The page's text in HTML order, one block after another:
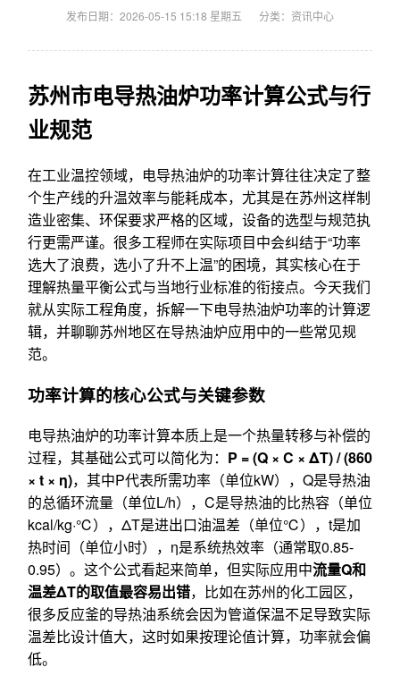
发布日期：2026-05-15 15:18 星期五 分类： 资讯中心
苏州市电导热油炉功率计算公式与行
业规范
在工业温控领域，电导热油炉的功率计算往往决定了整
个生产线的升温效率与能耗成本，尤其是在苏州这样制
造业密集、环保要求严格的区域，设备的选型与规范执
行更需严谨。很多工程师在实际项目中会纠结于“功率
选大了浪费，选小了升不上温”的困境，其实核心在于
理解热量平衡公式与当地行业标准的衔接点。今天我们
就从实际工程角度，拆解一下电导热油炉功率的计算逻
辑，并聊聊苏州地区在导热油炉应用中的一些常见规
范。
功率计算的核心公式与关键参数
电导热油炉的功率计算本质上是一个热量转移与补偿的
过程，其基础公式可以简化为： P = (Q × C × ΔT) / (860
× t × η)，其中P代表所需功率（单位kW），Q是导热油
的总循环流量（单位L/h），C是导热油的比热容（单位
kcal/kg·℃），ΔT是进出口油温差（单位℃），t是加
热时间（单位小时），η是系统热效率（通常取0.85-
0.95）。这个公式看起来简单，但实际应用中流量Q和
温差ΔT的取值最容易出错，比如在苏州的化工园区，
很多反应釜的导热油系统会因为管道保温不足导致实际
温差比设计值大，这时如果按理论值计算，功率就会偏
低。